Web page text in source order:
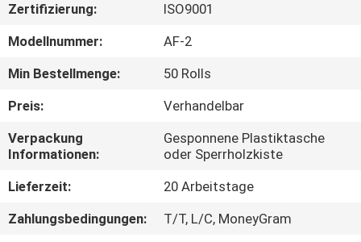
FABRIK-
AUSFLUG
QUALITÄTSKONTROLLE
TRETEN
SIE
MIT
Zertifizierung:
ISO9001
Modellnummer:
AF-2
Min Bestellmenge:
50 Rolls
Preis:
Verhandelbar
Verpackung
Informationen:
Gesponnene Plastiktasche
oder Sperrholzkiste
Lieferzeit:
20 Arbeitstage
Zahlungsbedingungen:
T/T, L/C, MoneyGram